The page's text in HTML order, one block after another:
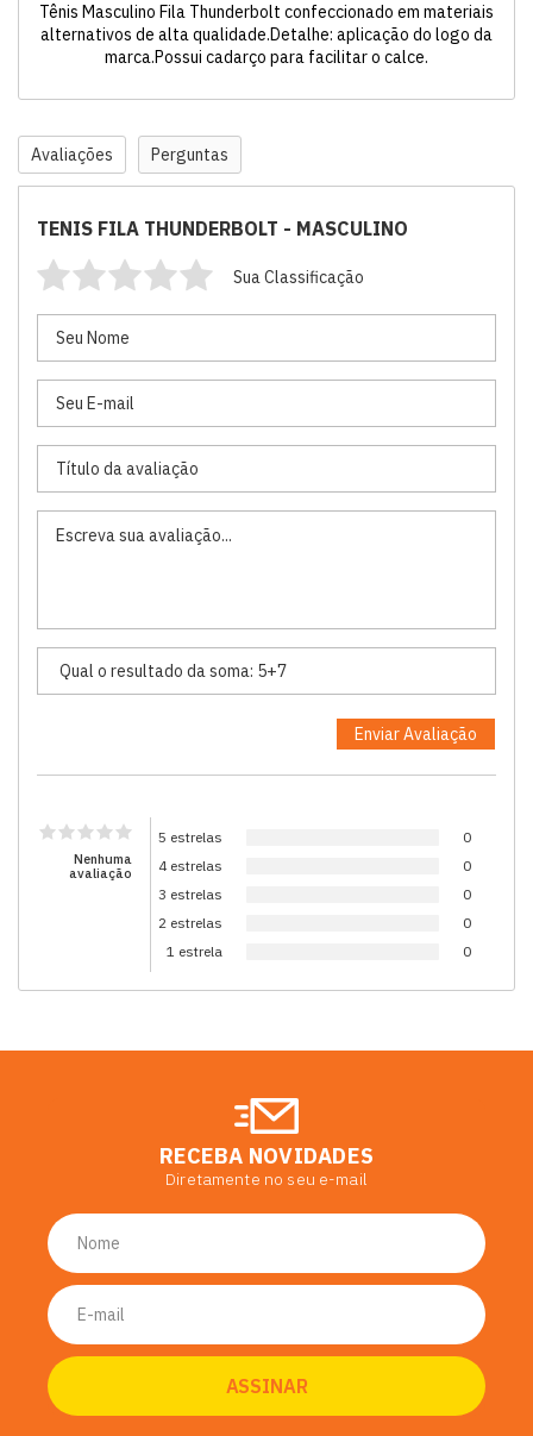
Tênis Masculino Fila Thunderbolt confeccionado em materiais
alternativos de alta qualidade.Detalhe: aplicação do logo da
marca.Possui cadarço para facilitar o calce.
Avaliações Perguntas
TENIS FILA THUNDERBOLT - MASCULINO
Sua Classificação
Nenhuma
avaliação
5 estrelas
0
4 estrelas
0
3 estrelas
0
2 estrelas
0
1 estrela
0
RECEBA NOVIDADES
Diretamente no seu e-mail